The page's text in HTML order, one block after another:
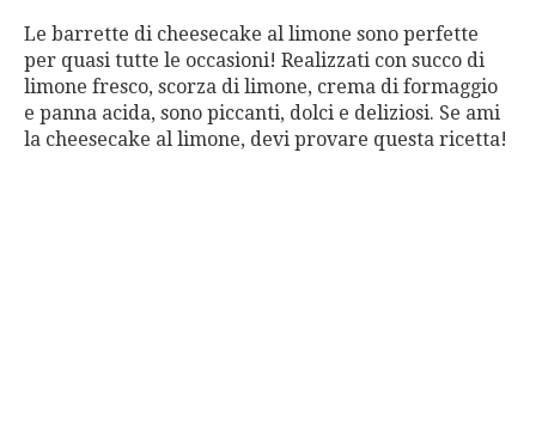
Le barrette di cheesecake al limone sono perfette
per quasi tutte le occasioni! Realizzati con succo di
limone fresco, scorza di limone, crema di formaggio
e panna acida, sono piccanti, dolci e deliziosi. Se ami
la cheesecake al limone, devi provare questa ricetta!